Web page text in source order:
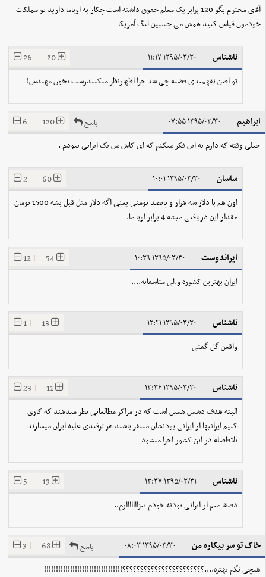
آقای محترم بگو 120 برابر یک معلم حقوق داشته است چکار به اوباما دارید تو مملکت
خودمون قیاس کنید همش می چسبین لنگ آمریکا
ناشناس ۱۳۹۵/۰۳/۳۰ ۱۱:۱۷ 20
|
26
تو اصن نفهمیدی قضیه چی شد چرا اظهارنظر میکنیدرست بخون مهندس!
ابراهیم ۱۳۹۵/۰۳/۳۰ ۰۷:۵۵ 120
|
6 پاسخ
خیلی وقته که دارم به این فکر میکنم که ای کاش من یک ایرانی نبودم .
ساسان ۱۳۹۵/۰۳/۳۰ ۱۰:۰۱ 60
|
2
اون هم با دلار سه هزار و پانصد تومنی یعنی اگه دلار مثل قبل بشه 1500 تومان
مقدار این دریافتی میشه 4 برابر اوبا ما.
ایراندوست ۱۳۹۵/۰۳/۳۰ ۱۰:۳۹ 54
|
12
ایران بهترین کشوره و.لی متاسفانه....
ناشناس ۱۳۹۵/۰۳/۳۰ ۱۲:۴۱ 13
|
1
واقعن گل گفتی
ناشناس ۱۳۹۵/۰۳/۳۰ ۱۳:۳۶ 11
|
23
البته هدف دشمن همین است که در مراکز مطالعاتی نظر میدهند که کاری
کنیم ایرانیها از ایرانی بودنشان متنفر باشند هر ترفندی علیه ایران میسازند
بلافاصله در این کشور اجرا میشود
ناشناس ۱۳۹۵/۰۳/۳۱ ۱۳:۳۷ 13
|
5
دقیقا منم از ایرانی بودنه خودم بیزااااااارم..
خاک تو سر بیکاره من ۱۳۹۵/۰۳/۳۰ ۰۸:۰۳ 68
|
3 پاسخ
هیچی نگم بهتره....؟؟؟؟؟؟؟؟؟؟؟؟؟؟؟؟؟؟؟؟؟؟؟!!!!!!!!!!!!!!!!!!!!!!!!!!!!!!!!!